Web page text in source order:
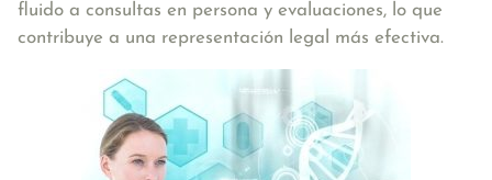
fluido a consultas en persona y evaluaciones, lo que
contribuye a una representación legal más efectiva.